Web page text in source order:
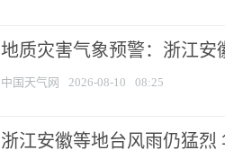
地质灾害气象预警：浙江安
中国天气网 2026-08-10 08:25
浙江安徽等地台风雨仍猛烈